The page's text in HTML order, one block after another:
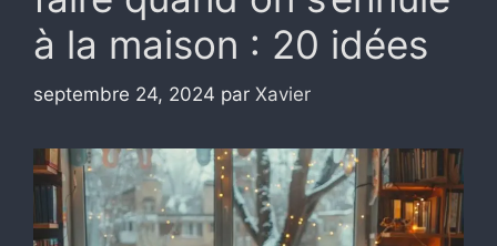
à la maison : 20 idées
septembre 24, 2024 par Xavier